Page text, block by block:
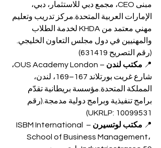
مبنى CEO، مجمع دبي للاستثمار، دبي،
الإمارات العربية المتحدة.مركز تدريب وتعليم
مهني معتمد من KHDA لخدمة الطلاب
والمهنيين في دول مجلس التعاون الخليجي.
(رقم التصريح 631419)
📍 مكتب لندن
– OUS Academy London،
شارع غريت بورتلاند 167–169، لندن،
المملكة المتحدة.مؤسسة بريطانية تقدّم
برامج تنفيذية وبرامج دولية مدمجة.(رقم
UKRLP: 10099531)
📍 مكتب لوتسيرن
– ISBM International
School of Business Management،